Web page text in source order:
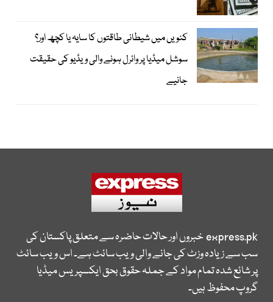
کنویں میں شیطانی طاقتوں کا سایہ یا کچھ اور؟
سوشل میڈیا پر وائرل ہونے والی ویڈیو کی حقیقت
جانیے
express.pkخبروں اور حالات حاضرہ سے متعلق پاکستان کی
سب سے زیادہ وزٹ کی جانے والی ویب سائٹ ہے۔ اس ویب سائٹ
پر شائع شدہ تمام مواد کے جملہ حقوق بحق ایکسپریس میڈیا
گروپ محفوظ ہیں۔